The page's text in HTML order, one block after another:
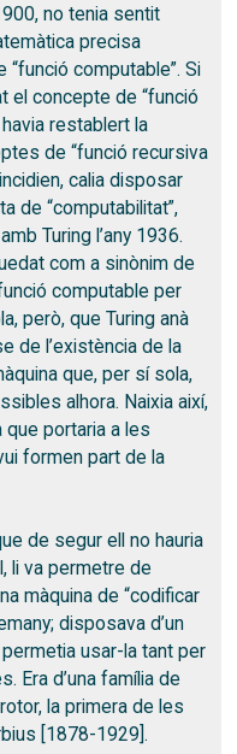
no tenia sentit
precisa
“funció computable”. Si
el concepte de “funció
restablert la
de “funció recursiva
calia disposar
de “computabilitat”,
Turing l’any 1936.
com a sinònim de
computable per
però, que Turing anà
de l’existència de la
que, per sí sola,
alhora. Naixia així,
que portaria a les
formen part de la
de segur ell no hauria
li va permetre de
màquina de “codificar
disposava d’un
usar-la tant per
Era d’una família de
la primera de les
[1878-1929].